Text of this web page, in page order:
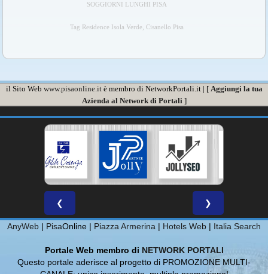
SOGGIORNI LUNGHI PISA
Tag Residence Isola Verde, Cisanello Pisa
il Sito Web www.pisaonline.itè membro di NetworkPortali.it | [ Aggiungi la tua
Azienda al Network di Portali ]
❮ ❯
AnyWeb | PisaOnline | Piazza Armerina | Hotels Web | Italia Search
Portale Web membro di NETWORK PORTALI
Questo portale aderisce al progetto di PROMOZIONE MULTI-